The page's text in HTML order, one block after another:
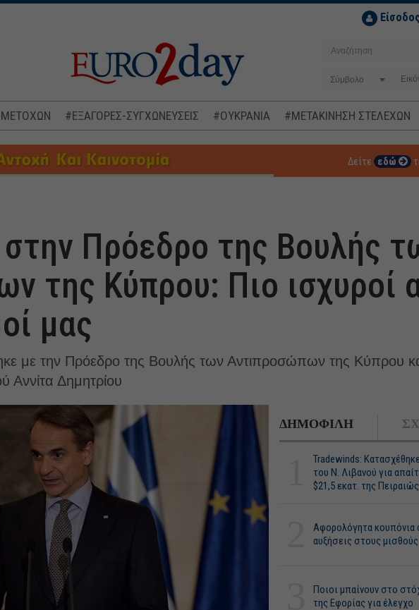
Σύμβολο
ΜΕΤΟΧΩΝ #ΕΞΑΓΟΡΕΣ-ΣΥΓΧΩΝΕΥΣΕΙΣ #ΟΥΚΡΑΝΙΑ #ΜΕΤΑΚΙΝΗΣΗ ΣΤΕΛΕΧΩΝ
Δείτε εδώ
Πρόεδρο της Βουλής
της Κύπρου: Πιο ισχυροί
μας
με την Πρόεδρο της Βουλής των Αντιπροσώπων της Κύπρου
Αννίτα Δημητρίου
ΔΗΜΟΦΙΛΗ
Tradewinds:
του Ν. Λιβανού για
$21,5 εκατ. της Πειραιώς
Αφορολόγητα κουπόνια
αυξήσεις στους μισθούς
Ποιοι μπαίνουν στο
της Εφορίας για έλεγχο